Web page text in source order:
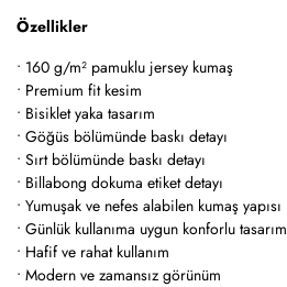
Özellikler
• 160 g/m² pamuklu jersey kumaş
• Premium fit kesim
• Bisiklet yaka tasarım
• Göğüs bölümünde baskı detayı
• Sırt bölümünde baskı detayı
• Billabong dokuma etiket detayı
• Yumuşak ve nefes alabilen kumaş yapısı
• Günlük kullanıma uygun konforlu tasarım
• Hafif ve rahat kullanım
• Modern ve zamansız görünüm